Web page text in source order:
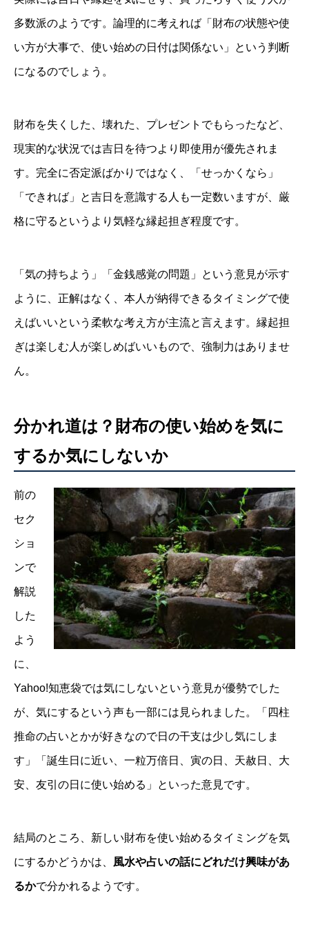
多数派のようです。論理的に考えれば「財布の状態や使
い方が大事で、使い始めの日付は関係ない」という判断
になるのでしょう。
財布を失くした、壊れた、プレゼントでもらったなど、
現実的な状況では吉日を待つより即使用が優先されま
す。完全に否定派ばかりではなく、「せっかくなら」
「できれば」と吉日を意識する人も一定数いますが、厳
格に守るというより気軽な縁起担ぎ程度です。
「気の持ちよう」「金銭感覚の問題」という意見が示す
ように、正解はなく、本人が納得できるタイミングで使
えばいいという柔軟な考え方が主流と言えます。縁起担
ぎは楽しむ人が楽しめばいいもので、強制力はありませ
ん。
分かれ道は？財布の使い始めを気に
するか気にしないか
前の
セク
ショ
ンで
解説
した
よう
に、
Yahoo!知恵袋では気にしないという意見が優勢でした
が、気にするという声も一部には見られました。「四柱
推命の占いとかが好きなので日の干支は少し気にしま
す」「誕生日に近い、一粒万倍日、寅の日、天赦日、大
安、友引の日に使い始める」といった意見です。
結局のところ、新しい財布を使い始めるタイミングを気
にするかどうかは、 風水や占いの話にどれだけ興味があ
るかで分かれるようです。